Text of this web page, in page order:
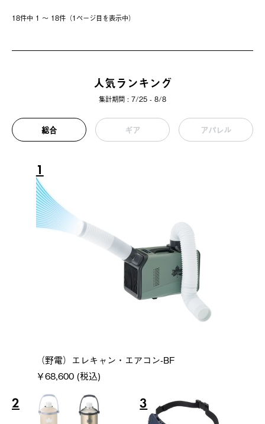
18件中 1 〜 18件（1ページ⽬を表⽰中）
人気ランキング
集計期間 : 7/25 - 8/8
総合 ギア アパレル
1
（野電）エレキャン・エアコン-BF
￥68,600 (税込)
2 3